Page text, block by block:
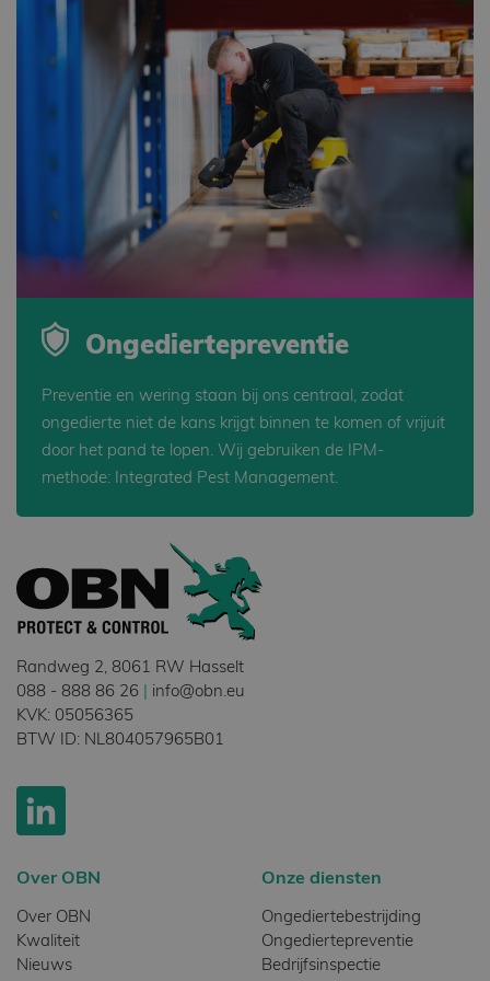
Ongediertepreventie
Preventie en wering staan bij ons centraal, zodat
ongedierte niet de kans krijgt binnen te komen of vrijuit
door het pand te lopen. Wij gebruiken de IPM-
methode: Integrated Pest Management.
Randweg 2, 8061 RW Hasselt
088 - 888 86 26
info@obn.eu
KVK: 05056365
BTW ID: NL804057965B01
Over OBN
Over OBN
Kwaliteit
Nieuws
Onze diensten
Ongediertebestrijding
Ongediertepreventie
Bedrijfsinspectie